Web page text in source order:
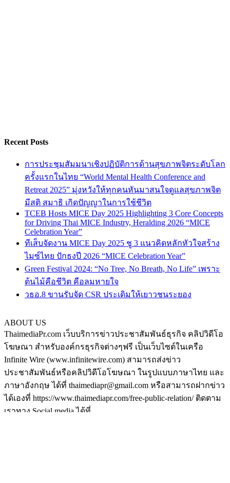
Recent Posts
การประชุมสัมมนาเชิงปฏิบัติการด้านสุขภาพจิตระดับโลก
ครั้งแรกในไทย “World Mental Health Conference and
Retreat 2025” มุ่งหวังให้ทุกคนหันมาสนใจดูแลสุขภาพจิต
มีสติ สมาธิ เกิดปัญญาในการใช้ชีวิต
TCEB Hosts MICE Day 2025 Highlighting 3 Core Concepts
for Driving Thai MICE Industry, Heralding 2026 “MICE
Celebration Year”
ทีเส็บจัดงาน MICE Day 2025 ชู 3 แนวคิดหลักหัวใจสร้าง
ไมซ์ไทย ปักธงปี 2026 “MICE Celebration Year”
Green Festival 2024: “No Tree, No Breath, No Life” เพราะ
ต้นไม้คือชีวิต คือลมหายใจ
วธอ.8 ขานรับจัด CSR ประเดิมให้เยาวชนระยอง
ABOUT US
ThaimediaPr.com เว็บบริการข่าวประชาสัมพันธ์ธุรกิจ คลิปวิดีโอ
โฆษณา สำหรับองค์กรธุรกิจต่างๆฟรี เป็นเว็บไซต์ในเครือ
Infinite Wire (www.infinitewire.com) สามารถส่งข่าว
ประชาสัมพันธ์หรือคลิปวิดีโอโฆษณา ในรูปแบบภาษาไทย และ
ภาษาอังกฤษ ได้ที่ thaimediapr@gmail.com หรือสามารถฝากข่าว
ได้เองที่ https://www.thaimediapr.com/free-public-relation/ ติดตาม
เราทาง Social media ได้ที่